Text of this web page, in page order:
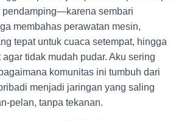
sembari
membahas perawatan mesin,
tepat untuk cuaca setempat, hingga
tidak mudah pudar. Aku sering
komunitas ini tumbuh dari
menjadi jaringan yang saling
pelan, tanpa tekanan.